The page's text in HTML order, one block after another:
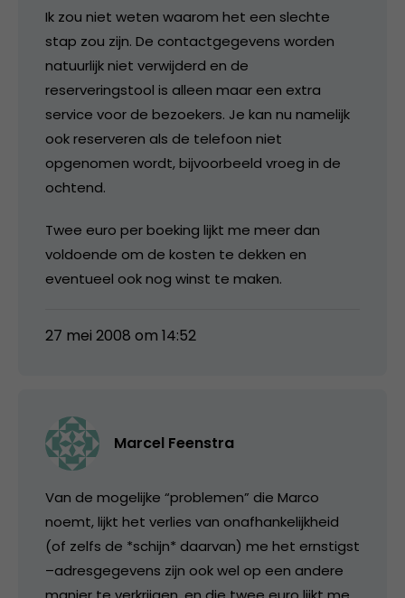
Ik zou niet weten waarom het een slechte
stap zou zijn. De contactgegevens worden
natuurlijk niet verwijderd en de
reserveringstool is alleen maar een extra
service voor de bezoekers. Je kan nu namelijk
ook reserveren als de telefoon niet
opgenomen wordt, bijvoorbeeld vroeg in de
ochtend.
Twee euro per boeking lijkt me meer dan
voldoende om de kosten te dekken en
eventueel ook nog winst te maken.
27 mei 2008 om 14:52
Marcel Feenstra
Van de mogelijke “problemen” die Marco
noemt, lijkt het verlies van onafhankelijkheid
(of zelfs de *schijn* daarvan) me het ernstigst
–adresgegevens zijn ook wel op een andere